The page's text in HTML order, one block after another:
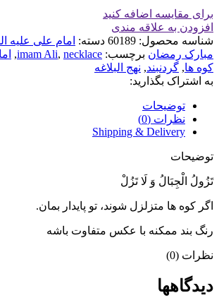
برای مقایسه اضافه کنید
افزودن به علاقه مندی
شناسه محصول: 60189 دسته: امام علی علیه
مبارک رمضان برچسب: imam Ali, necklace
,
کوه ها, گردنبند, نهج البلاغه
به اشتراک بگذارید:
توضیحات
نظرات (0)
Shipping & Delivery
توضیحات
تَزُولُ الْجِبَالُ وَ لَا تَزُلْ
اگر كوه ها متزلزل شوند، تو پايدار بمان.
رنگ بند ممکنه با عکس متفاوت باشه
نظرات (0)
دیدگاهها